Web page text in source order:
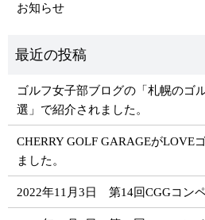
お知らせ
ゴルフ女子部ブログの「札幌のゴ
選」で紹介されました。
​​CHERRY GOLF GARAGEがLOVE
ました。
2022年11月3日 第14回CGGコン